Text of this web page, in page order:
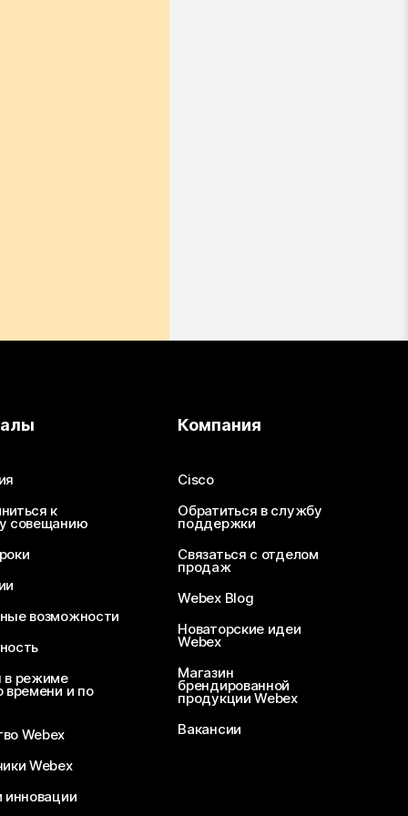
к
совещанию
возможности
в режиме
времени и по
Webex
Webex
инновации
Компания
Cisco
Обратиться в службу
поддержки
Связаться с отделом
продаж
Webex Blog
Новаторские идеи
Webex
Магазин
брендированной
продукции Webex
Вакансии